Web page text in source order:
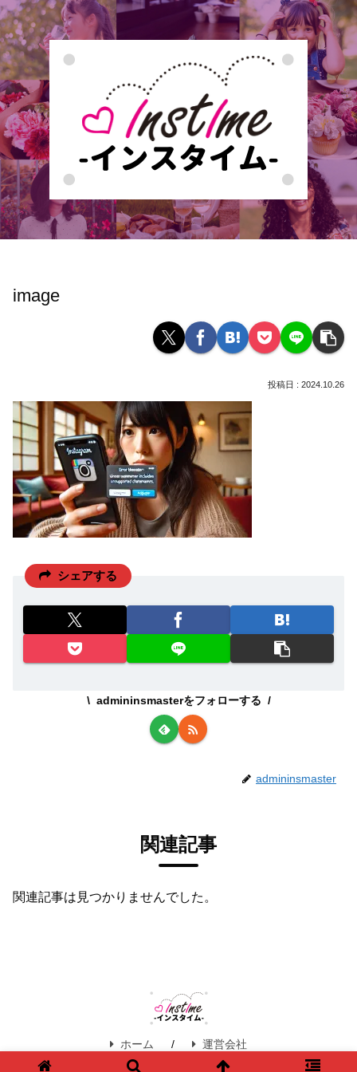
image
2024.10.26
シェアする
admininsmasterをフォローする
admininsmaster
関連記事
関連記事は見つかりませんでした。
ホーム 運営会社